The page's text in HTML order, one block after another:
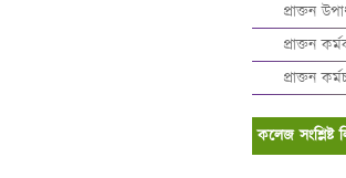
প্রাক্তন
প্রাক্তন
প্রাক্তন
কলেজ সংশ্লিষ্ট